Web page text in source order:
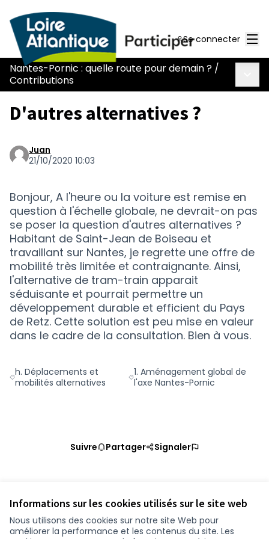
Informations sur les cookies utilisés sur le site web
Nous utilisons des cookies sur notre site Web pour
améliorer la performance et les contenus du site. Les
Se connecter
Nantes-Pornic : quelle route pour demain ? /
Contributions
D'autres alternatives ?
Juan
21/10/2020 10:03
Bonjour, A l'heure ou la voiture est remise en
question à l'échelle globale, ne devrait-on pas
se poser la question d'autres alternatives ?
Habitant de Saint-Jean de Boiseau et
travaillant sur Nantes, je regrette une offre de
mobilité très limitée et contraignante. Ainsi,
l'alternative de tram-train apparait
séduisante et pourrait permettre un
développement durable et efficient du Pays
de Retz. Cette solution est peu mise en valeur
dans le cadre de la consultation. Bien à vous.
Filtrer les résultats de la catégorie : h. Déplacements et
h. Déplacements et
mobilités alternatives
Filtrer les résultats pour le
1. Aménagement global de
l'axe Nantes-Pornic
Suivre Partager Signaler
Vérifiez l'empreinte numérique
Conditions d'utilisation